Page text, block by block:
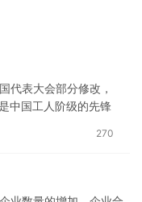
代表大会部分修改，
中国工人阶级的先锋
270